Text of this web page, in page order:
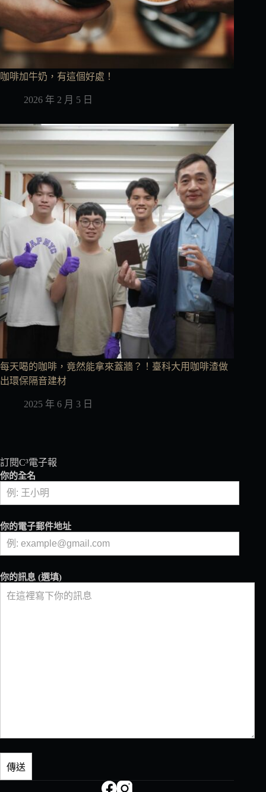
咖啡加牛奶，有這個好處！
2026 年 2 月 5 日
每天喝的咖啡，竟然能拿來蓋牆？！臺科大用咖啡渣做
出環保隔音建材
2025 年 6 月 3 日
訂閱C³電子報
你的全名
你的電子郵件地址
你的訊息 (選填)